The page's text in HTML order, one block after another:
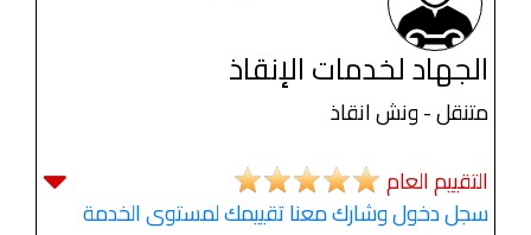
الجهاد لخدمات الإنقاذ
متنقل - ونش انقاذ
التقييم العام
سجل دخول وشارك معنا تقييمك لمستوى الخدمة